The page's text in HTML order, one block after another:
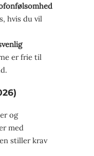
hvis du vil
er frie til
og
med
stiller krav